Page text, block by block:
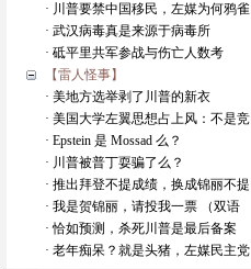
· 川普要禁中国移民，左媒为何鸦雀
· 武汉病毒真是来源于病毒所
· 砥平里共军参战与伤亡人数考
【雷人怪事】
· 美地方选举剥了川普的新衣
· 美国大学左翼思想占上风：不是竞
· Epstein 是 Mossad 么？
· 川普被普丁耍骗了么？
· 推出拜登不提成绩，换成锦丽不提
· 我是贺锦丽，请投我一票 （双语
· 恰如预测，杀死川普是最后备案
· 老年痴呆？就是头猪，左媒民主党